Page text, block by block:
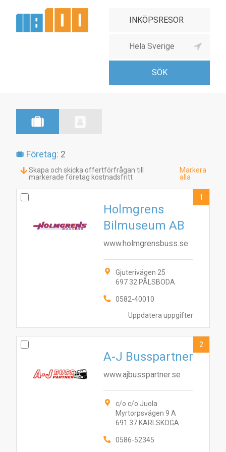
Företag: 2
Skapa och skicka offertförfrågan till
markerade företag kostnadsfritt
Markera
alla
Uppdatera uppgifter
Holmgrens
Bilmuseum AB
www.holmgrensbuss.se
Gjuterivägen 25
697 32 PÅLSBODA
0582-40010
1
A-J Busspartner
www.ajbusspartner.se
c/o c/o Juola
Myrtorpsvägen 9 A
691 37 KARLSKOGA
0586-52345
2